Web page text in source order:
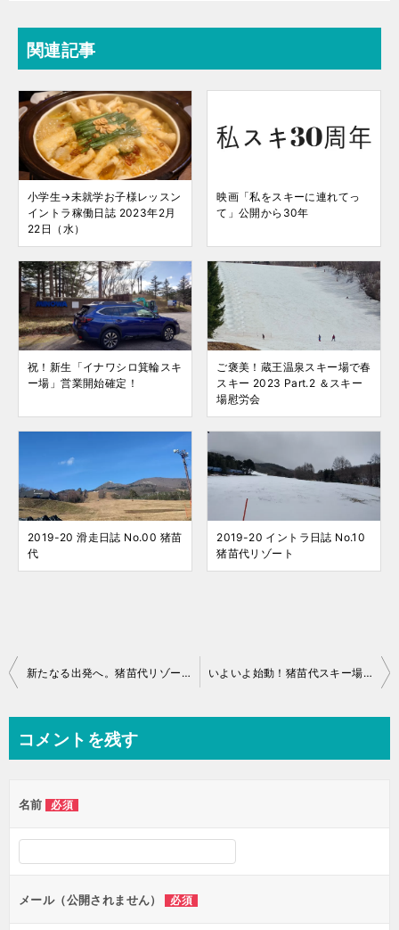
関連記事
小学生→未就学お子様レッスン
イントラ稼働日誌 2023年2月
22日（水）
映画「私をスキーに連れてっ
て」公開から30年
祝！新生「イナワシロ箕輪スキ
ー場」営業開始確定！
ご褒美！蔵王温泉スキー場で春
スキー 2023 Part.2 ＆スキー
場慰労会
2019-20 滑走日誌 No.00 猪苗
代
2019-20 イントラ日誌 No.10
猪苗代リゾート
投
ビ
ー
シ
ョ
ン
新たなる出発へ。猪苗代リゾートの破産報道に触れて いよいよ始動！猪苗代スキー場にゴンドラ！会津テラス計画（会津スカイテラス、会津スカイケーブル）
コメントを残す
名前 必須
メール（公開されません） 必須